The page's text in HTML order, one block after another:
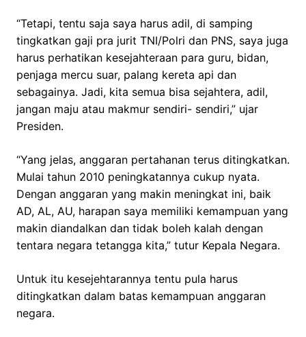
“Tetapi, tentu saja saya harus adil, di samping
tingkatkan gaji pra jurit TNI/Polri dan PNS, saya juga
harus perhatikan kesejahteraan para guru, bidan,
penjaga mercu suar, palang kereta api dan
sebagainya. Jadi, kita semua bisa sejahtera, adil,
jangan maju atau makmur sendiri- sendiri,” ujar
Presiden.
“Yang jelas, anggaran pertahanan terus ditingkatkan.
Mulai tahun 2010 peningkatannya cukup nyata.
Dengan anggaran yang makin meningkat ini, baik
AD, AL, AU, harapan saya memiliki kemampuan yang
makin diandalkan dan tidak boleh kalah dengan
tentara negara tetangga kita,” tutur Kepala Negara.
Untuk itu kesejehtarannya tentu pula harus
ditingkatkan dalam batas kemampuan anggaran
negara.